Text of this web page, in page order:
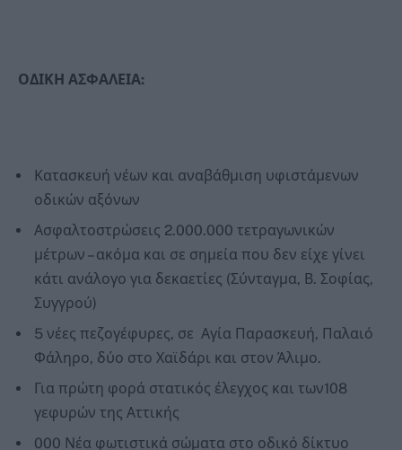
ΟΔΙΚΗ ΑΣΦΑΛΕΙΑ:
Κατασκευή νέων και αναβάθμιση υφιστάμενων
οδικών αξόνων
Ασφαλτοστρώσεις 2.000.000 τετραγωνικών
μέτρων – ακόμα και σε σημεία που δεν είχε γίνει
κάτι ανάλογο για δεκαετίες (Σύνταγμα, Β. Σοφίας,
Συγγρού)
5 νέες πεζογέφυρες, σε Αγία Παρασκευή, Παλαιό
Φάληρο, δύο στο Χαϊδάρι και στον Άλιμο.
Για πρώτη φορά στατικός έλεγχος και των108
γεφυρών της Αττικής
000 Νέα φωτιστικά σώματα στο οδικό δίκτυο